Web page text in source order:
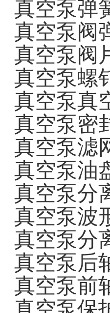
真空泵弹
真空泵阀
真空泵阀
真空泵螺
真空泵真
真空泵密
真空泵滤
真空泵油
真空泵分
真空泵波
真空泵分
真空泵后
真空泵前